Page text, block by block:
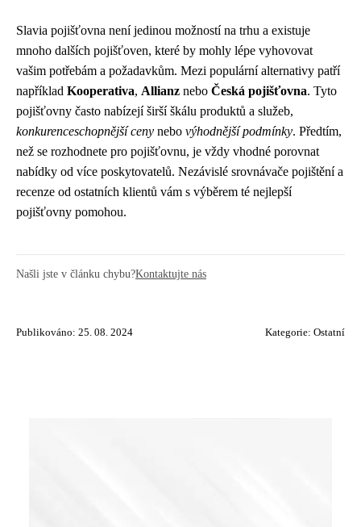
Slavia pojišťovna není jedinou možností na trhu a existuje
mnoho dalších pojišťoven, které by mohly lépe vyhovovat
vašim potřebám a požadavkům. Mezi populární alternativy patří
například Kooperativa, Allianz nebo Česká pojišťovna. Tyto
pojišťovny často nabízejí širší škálu produktů a služeb,
konkurenceschopnější ceny nebo výhodnější podmínky. Předtím,
než se rozhodnete pro pojišťovnu, je vždy vhodné porovnat
nabídky od více poskytovatelů. Nezávislé srovnávače pojištění a
recenze od ostatních klientů vám s výběrem té nejlepší
pojišťovny pomohou.
Našli jste v článku chybu?Kontaktujte nás
Publikováno: 25. 08. 2024 Kategorie: Ostatní